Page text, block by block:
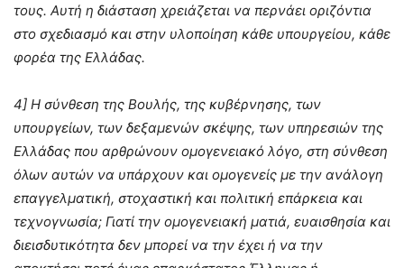
τους. Αυτή η διάσταση χρειάζεται να περνάει οριζόντια
στο σχεδιασμό και στην υλοποίηση κάθε υπουργείου, κάθε
φορέα της Ελλάδας.
4] Η σύνθεση της Βουλής, της κυβέρνησης, των
υπουργείων, των δεξαμενών σκέψης, των υπηρεσιών της
Ελλάδας που αρθρώνουν ομογενειακό λόγο, στη σύνθεση
όλων αυτών να υπάρχουν και ομογενείς με την ανάλογη
επαγγελματική, στοχαστική και πολιτική επάρκεια και
τεχνογνωσία; Γιατί την ομογενειακή ματιά, ευαισθησία και
διεισδυτικότητα δεν μπορεί να την έχει ή να την